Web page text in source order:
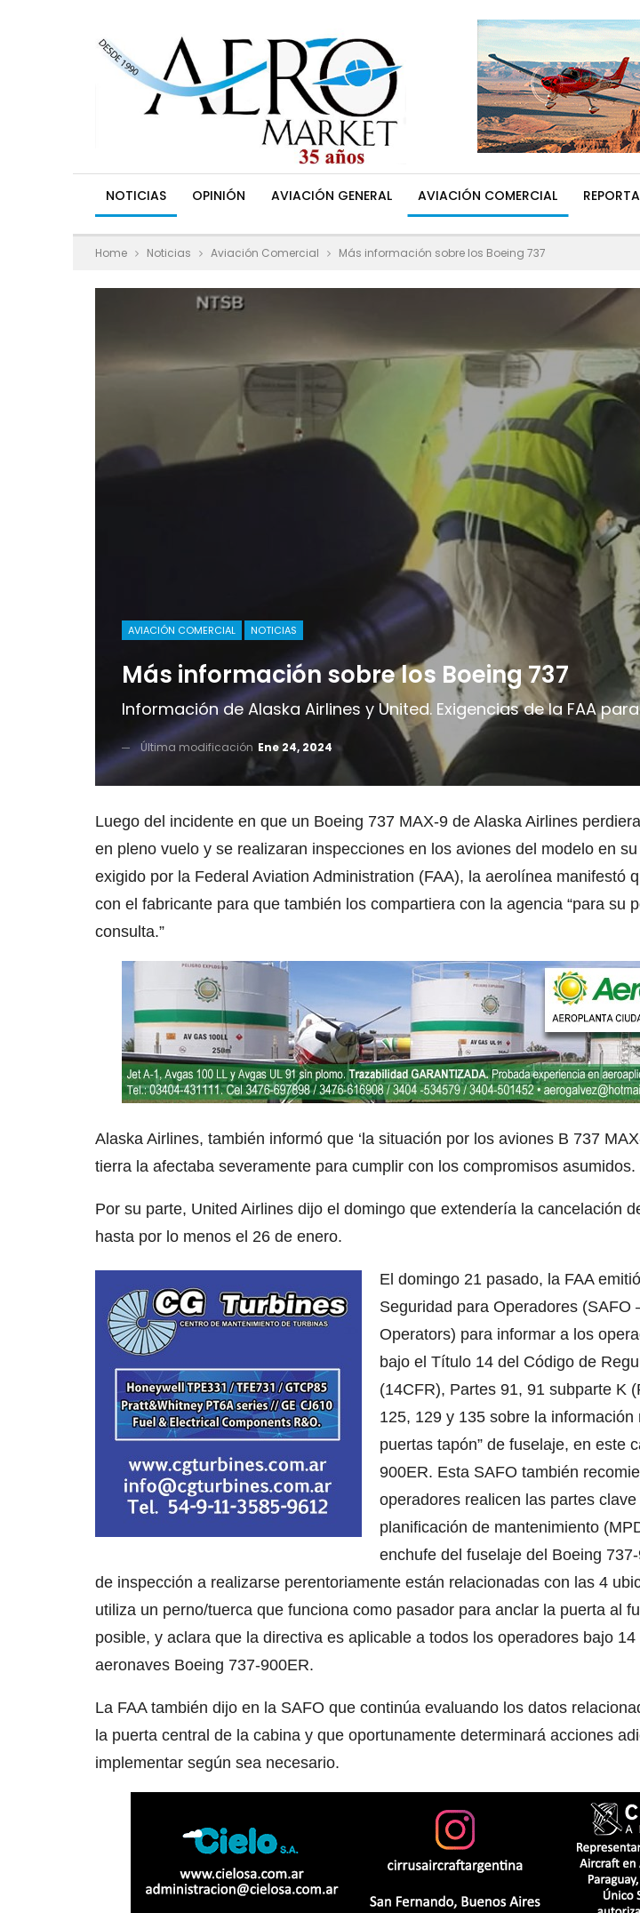
NOTICIAS OPINIÓN AVIACIÓN GENERAL AVIACIÓN COMERCIAL
Home Noticias Aviación Comercial Más información sobre los Boeing 737
AVIACIÓN COMERCIAL NOTICIAS
Más información sobre los Boeing 737
Información de Alaska Airlines y United. Exigencias de la FAA
Última modificación Ene 24, 2024
Luego del incidente en que un Boeing 737 MAX-9 de Alaska Airlines
en pleno vuelo y se realizaran inspecciones en los aviones del modelo en
exigido por la Federal Aviation Administration (FAA), la aerolínea manifestó
con el fabricante para que también los compartiera con la agencia “para su
consulta.”
Alaska Airlines, también informó que ‘la situación por los aviones B 737
tierra la afectaba severamente para cumplir con los compromisos asumidos.
Por su parte, United Airlines dijo el domingo que extendería la cancelación
hasta por lo menos el 26 de enero.
El domingo 21 pasado, la FAA
Seguridad para Operadores (SAFO
Operators) para informar a los
bajo el Título 14 del Código de
(14CFR), Partes 91, 91 subparte K
125, 129 y 135 sobre la información
puertas tapón” de fuselaje, en este
900ER. Esta SAFO también
operadores realicen las partes
planificación de mantenimiento
enchufe del fuselaje del Boeing
de inspección a realizarse perentoriamente están relacionadas con las 4
utiliza un perno/tuerca que funciona como pasador para anclar la puerta al
posible, y aclara que la directiva es aplicable a todos los operadores bajo
aeronaves Boeing 737-900ER.
La FAA también dijo en la SAFO que continúa evaluando los datos
la puerta central de la cabina y que oportunamente determinará acciones
implementar según sea necesario.